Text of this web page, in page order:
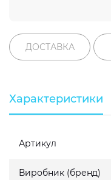
ДОСТАВКА
Характеристики
Артикул
Виробник (бренд)